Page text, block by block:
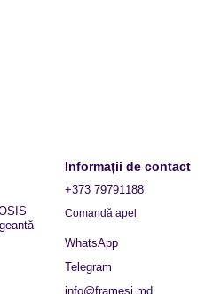
Informații de contact
+373 79791188
Comandă apel
WhatsApp
Telegram
info@framesi.md